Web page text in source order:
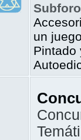
un
Pintado